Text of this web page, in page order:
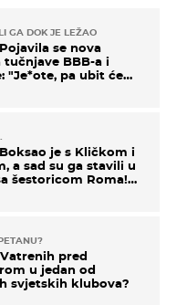
GA DOK JE LEŽAO
se nova
tučnjave BBB-a i
"Je*ote, pa ubit će
je s Kličkom i
a sad su ga stavili u
šestoricom Roma!
pred
u jedan od
svjetskih klubova?